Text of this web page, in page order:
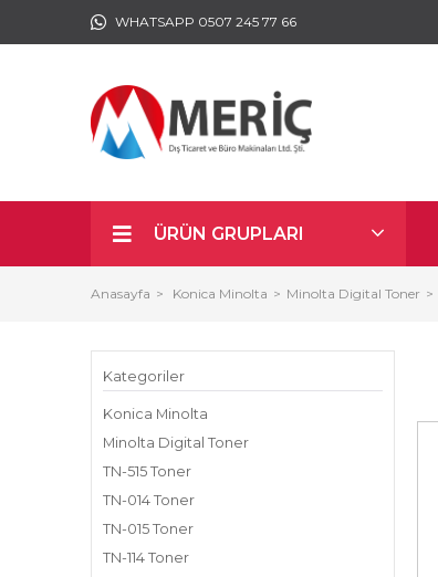
WHATSAPP 0507 245 77 66
ÜRÜN GRUPLARI
Anasayfa Konica Minolta Minolta Digital Toner
Kategoriler
Konica Minolta
Minolta Digital Toner
TN-515 Toner
TN-014 Toner
TN-015 Toner
TN-114 Toner